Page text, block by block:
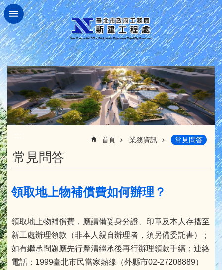
跳到主要內容區塊
首頁 業務資訊 常見問答
常見問答
領取地上物補償費如何辦理？
領取地上物補償費，應請備妥身分證、印章及本人存摺至
新工處辦理領款（非本人親自辦理者，須另備委託書）；
如有繼承問題應先行釐清繼承後再行辦理領款手續；連絡
電話：1999臺北市民當家熱線（外縣市02-27208889）